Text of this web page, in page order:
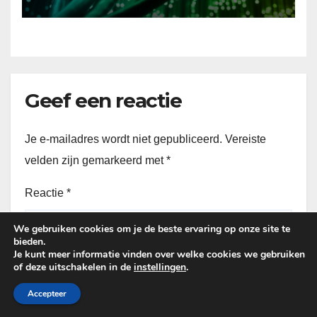
Geef een reactie
Je e-mailadres wordt niet gepubliceerd. Vereiste
velden zijn gemarkeerd met*
Reactie *
We gebruiken cookies om je de beste ervaring op onze site te
bieden.
Je kunt meer informatie vinden over welke cookies we gebruiken
of deze uitschakelen in de instellingen.
Accepteer